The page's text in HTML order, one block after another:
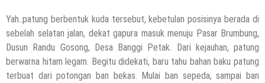
Yah..patung berbentuk kuda tersebut, kebetulan posisinya berada di
sebelah selatan jalan, dekat gapura masuk menuju Pasar Brumbung,
Dusun Randu Gosong, Desa Banggi Petak. Dari kejauhan, patung
berwarna hitam legam. Begitu didekati, baru tahu bahan baku patung
terbuat dari potongan ban bekas. Mulai ban sepeda, sampai ban